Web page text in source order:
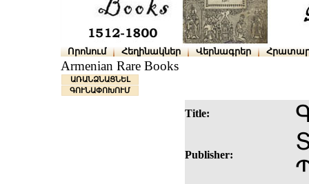
Որոնում Հեղինակներ Վերնագրեր
Armenian Rare Books
ԱՌԱՆՁՆԱՑՆԵԼ
ԳՈՒՆԱՓՈԽՈՒՄ
Title:
Publisher: